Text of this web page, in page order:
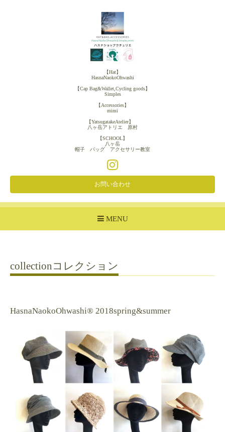
【Hat】
HasnaNaokoOhwashi
【Cap Bag&Wallet,Cycling goods】
Simples
【Accessories】
mimi
【YatsugatakeAtelier】
八ヶ岳アトリエ 原村
【SCHOOL】
八ヶ岳
帽子 バッグ アクセサリー教室
お問い合わせ
MENU
collectionコレクション
HasnaNaokoOhwashi®︎ 2018spring&summer